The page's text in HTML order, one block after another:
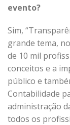
evento?
Sim,
grande tema,
de 10 mil
conceitos e a
público e
Contabilidade
administração
todos os